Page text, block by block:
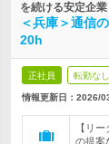
を続ける安定企業
＜兵庫＞通信
20h
正社員 転勤なし
情報更新日：2026/
【リ
の提案